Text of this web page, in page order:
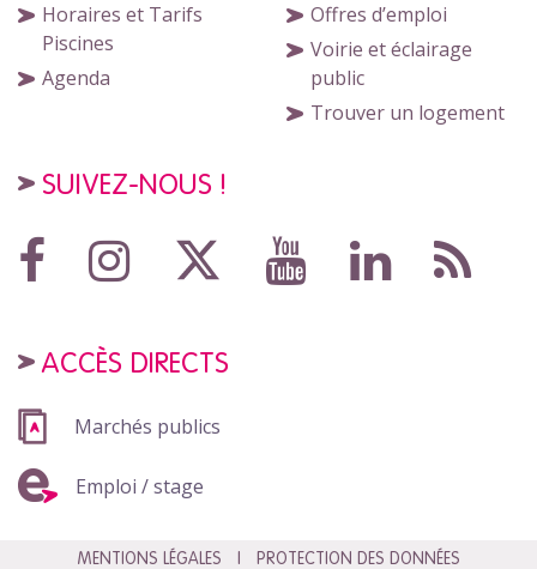
Horaires et Tarifs
Piscines
Agenda
Offres d’emploi
Voirie et éclairage
public
Trouver un logement
SUIVEZ-NOUS !
ACCÈS DIRECTS
Marchés publics
Emploi / stage
MENTIONS LÉGALES PROTECTION DES DONNÉES